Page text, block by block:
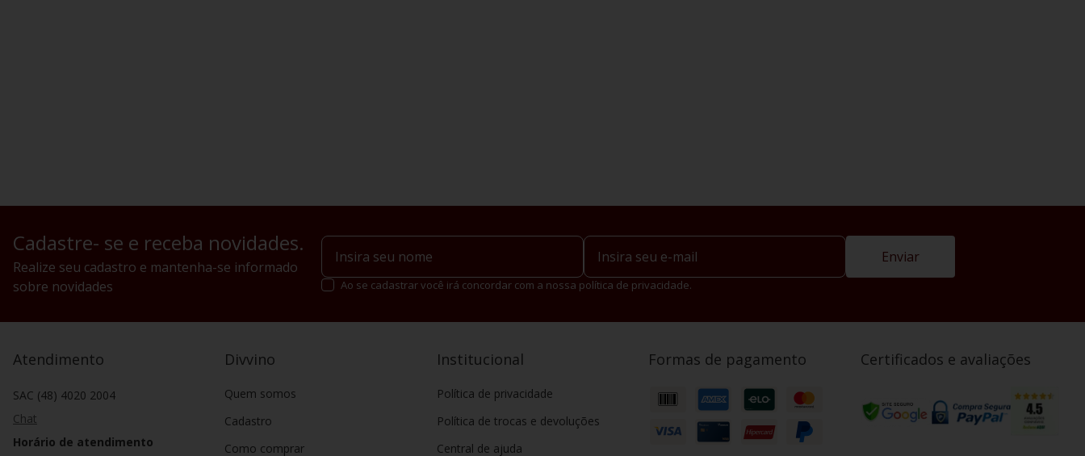
Cadastre- se e receba novidades.
Realize seu cadastro e mantenha-se informado
sobre novidades
Enviar
Ao se cadastrar você irá concordar com a nossa política de privacidade.
Atendimento
SAC (48) 4020 2004
Chat
Horário de atendimento
Divvino
Quem somos
Cadastro
Como comprar
Institucional
Política de privacidade
Política de trocas e devoluções
Central de ajuda
Formas de pagamento Certificados e avaliações